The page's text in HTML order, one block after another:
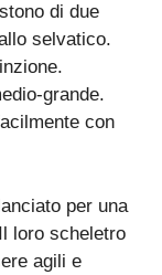
di due
selvatico.
grande.
con
per una
loro scheletro
agili e